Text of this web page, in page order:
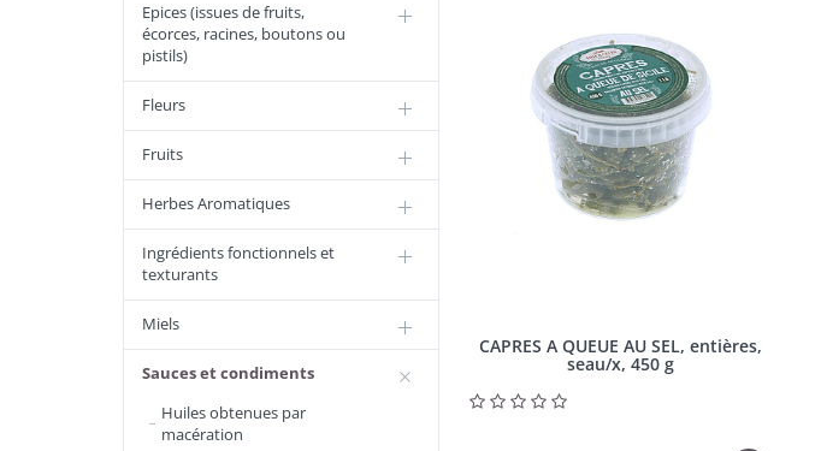
Epices (issues de fruits,
écorces, racines, boutons ou
pistils)
Fleurs
Fruits
Herbes Aromatiques
Ingrédients fonctionnels et
texturants
Miels
Sauces et condiments
Huiles obtenues par
macération
CAPRES A QUEUE AU SEL, entières,
seau/x, 450 g